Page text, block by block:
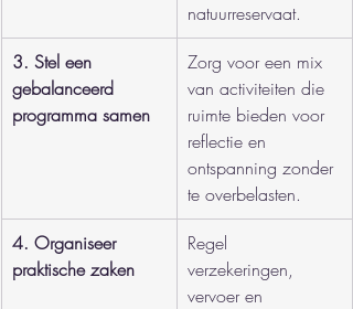
natuurreservaat.
3. Stel een
gebalanceerd
programma samen
Zorg voor een mix
van activiteiten die
ruimte bieden voor
reflectie en
ontspanning zonder
te overbelasten.
4. Organiseer
praktische zaken
Regel
verzekeringen,
vervoer en